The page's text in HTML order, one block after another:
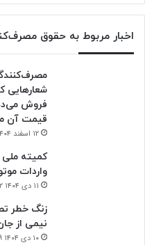
اخبار مربوط به حقوق
شعارهایی
فروش
قیمت آن
۱۲ اسفند ۱۴۰۴ ۱۵:۱۷
کمیته ملی
واردات موتورسیکلت
۱۱ دی ۱۴۰۴ ۰۷:۳۲
زنگ خطر
نیمی از
۱۰ دی ۱۴۰۴ ۲۳:۴۹